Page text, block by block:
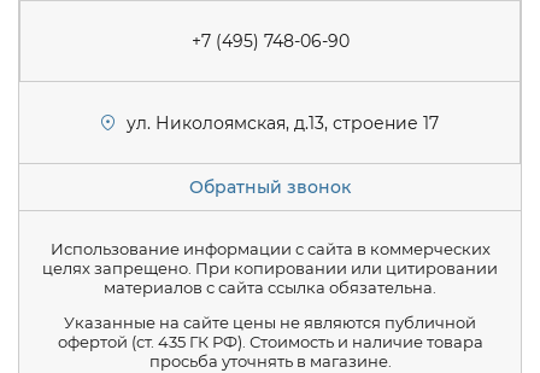
+7 (495) 748-06-90
ул. Николоямская, д.13, строение 17
Обратный звонок
Использование информации с сайта в коммерческих
целях запрещено. При копировании или цитировании
материалов с сайта ссылка обязательна.
Указанные на сайте цены не являются публичной
офертой (ст. 435 ГК РФ). Стоимость и наличие товара
просьба уточнять в магазине.